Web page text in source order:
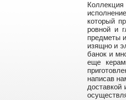
который
ровной и
предметы
изящно и
банок и
еще
написав